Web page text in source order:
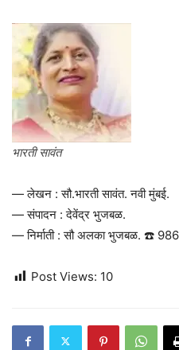
भारती सावंत
— लेखन : सौ.भारती सावंत. नवी मुंबई.
— संपादन : देवेंद्र भुजबळ.
— निर्माती : सौ अलका भुजबळ. ☎️
Post Views: 10